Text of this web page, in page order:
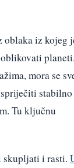
oblaka iz kojeg
planeti.
mora se
stabilno
Tu ključnu
skupljati i rasti.